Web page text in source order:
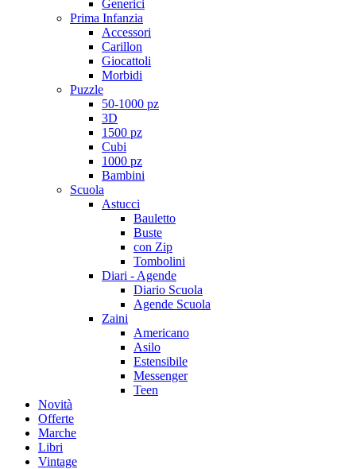
Generici
Prima Infanzia
Accessori
Carillon
Giocattoli
Morbidi
Puzzle
50-1000 pz
3D
1500 pz
Cubi
1000 pz
Bambini
Scuola
Astucci
Bauletto
Buste
con Zip
Tombolini
Diari - Agende
Diario Scuola
Agende Scuola
Zaini
Americano
Asilo
Estensibile
Messenger
Teen
Novità
Offerte
Marche
Libri
Vintage